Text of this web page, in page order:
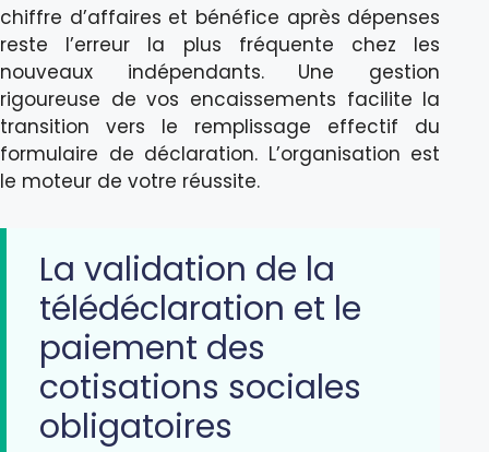
chiffre d’affaires et bénéfice après dépenses
reste l’erreur la plus fréquente chez les
nouveaux indépendants. Une gestion
rigoureuse de vos encaissements facilite la
transition vers le remplissage effectif du
formulaire de déclaration. L’organisation est
le moteur de votre réussite.
La validation de la
télédéclaration et le
paiement des
cotisations sociales
obligatoires